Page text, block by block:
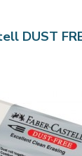
DUST